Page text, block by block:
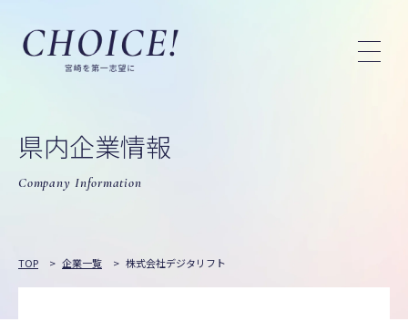
県内企業情報
Company Information
TOP > 企業一覧 > 株式会社デジタリフト